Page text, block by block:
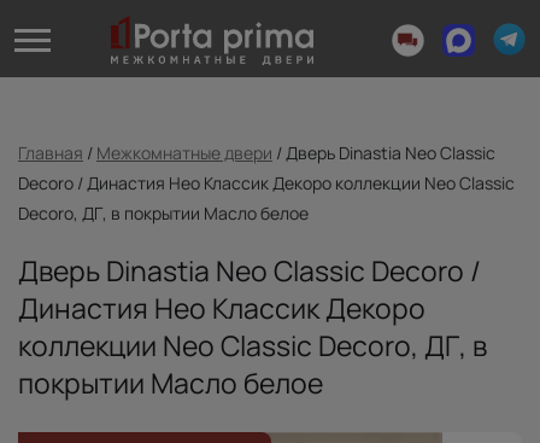
Главная / Межкомнатные двери /Дверь Dinastia Neo Classic
Decoro / Династия Нео Классик Декоро коллекции Neo Classic
Decoro, ДГ, в покрытии Масло белое
Дверь Dinastia Neo Classic Decoro /
Династия Нео Классик Декоро
коллекции Neo Classic Decoro, ДГ, в
покрытии Масло белое